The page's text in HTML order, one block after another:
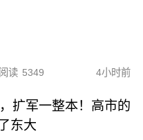
阅读 5349 4小时前
扩军一整本！高市的
东大